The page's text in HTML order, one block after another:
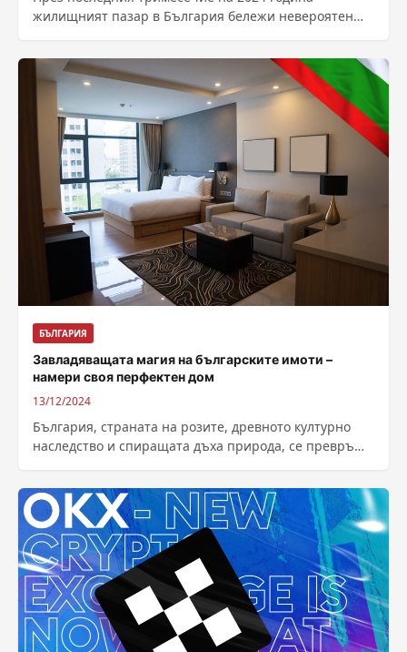
жилищният пазар в България бележи невероятен
БЪЛГАРИЯ
Завладяващата магия на българските имоти –
намери своя перфектен дом
13/12/2024
България, страната на розите, древното културно
наследство и спиращата дъха природа, се превръща